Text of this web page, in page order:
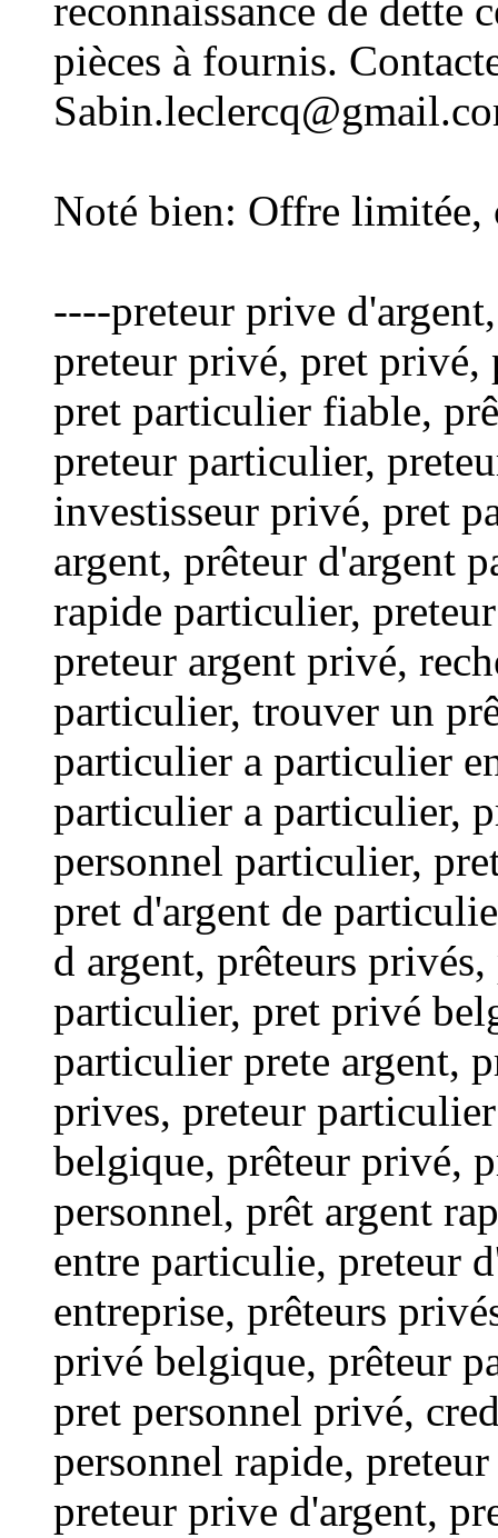
reconnaissance de dette
pièces à fournis.
Noté bien: Offre limitée,
----preteur prive
preteur privé, pret privé,
pret particulier fiable,
preteur particulier,
investisseur privé, pret
argent, prêteur d'argent
rapide particulier,
preteur argent privé,
particulier, trouver un
particulier a particulier
particulier a particulier,
personnel particulier,
pret d'argent de
d argent, prêteurs
particulier, pret privé
particulier prete argent,
prives, preteur
belgique, prêteur privé,
personnel, prêt argent
entre particulie, preteur
entreprise, prêteurs
privé belgique, prêteur
pret personnel privé,
personnel rapide,
preteur prive d'argent,